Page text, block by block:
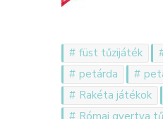
füst tűzijáték
petárda
Rakéta játékok
Római gyertya